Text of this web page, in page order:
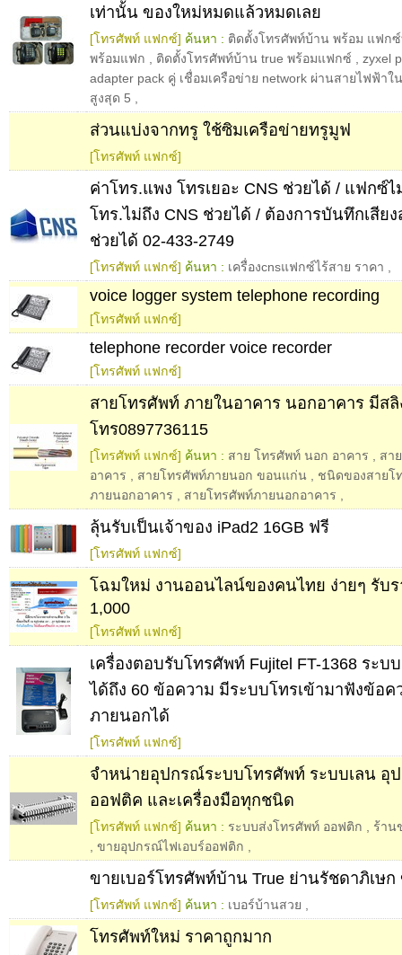
เท่านั้น ของใหม่หมดแล้วหมดเลย
[โทรศัพท์ แฟกซ์] ค้นหา : ติดตั้งโทรศัพท์บ้าน พร้อม แฟก
พร้อมแฟก
ติดตั้งโทรศัพท์บ้าน true พร้อมแฟกซ์
zyxel
adapter pack คู่ เชื่อมเครือข่าย network ผ่านสายไฟฟ้าใ
สูงสุด 5
ส่วนแบ่งจากทรู ใช้ซิมเครือข่ายทรูมูฟ
[โทรศัพท์ แฟกซ์]
ค่าโทร.แพง โทรเยอะ CNS ช่วยได้ / แฟกซ์ไ
โทร.ไม่ถึง CNS ช่วยได้ / ต้องการบันทึกเสีย
ช่วยได้ 02-433-2749
[โทรศัพท์ แฟกซ์] ค้นหา : เครื่องcnsแฟกซ์ไร้สาย ราคา
voice logger system telephone recording
[โทรศัพท์ แฟกซ์]
telephone recorder voice recorder
[โทรศัพท์ แฟกซ์]
สายโทรศัพท์ ภายในอาคาร นอกอาคาร มีสลิ
โทร0897736115
[โทรศัพท์ แฟกซ์] ค้นหา : สาย โทรศัพท์ นอก อาคาร
สา
อาคาร
สายโทรศัพท์ภายนอก ขอนแก่น
ชนิดของสายโ
ภายนอกอาคาร
สายโทรศัพท์ภายนอกอาคาร
ลุ้นรับเป็นเจ้าของ iPad2 16GB ฟรี
[โทรศัพท์ แฟกซ์]
โฉมใหม่ งานออนไลน์ของคนไทย ง่ายๆ รับ
1,000
[โทรศัพท์ แฟกซ์]
เครื่องตอบรับโทรศัพท์ Fujitel FT-1368 ระบ
ได้ถึง 60 ข้อความ มีระบบโทรเข้ามาฟังข้อค
ภายนอกได้
[โทรศัพท์ แฟกซ์]
จำหน่ายอุปกรณ์ระบบโทรศัพท์ ระบบเลน อุ
ออฟติค และเครื่องมือทุกชนิด
[โทรศัพท์ แฟกซ์] ค้นหา : ระบบส่งโทรศัพท์ ออฟติก
ร้าน
ขายอุปกรณ์ไฟเอบร์ออฟติก
ขายเบอร์โทรศัพท์บ้าน True ย่านรัชดาภิเษก
[โทรศัพท์ แฟกซ์] ค้นหา : เบอร์บ้านสวย
โทรศัพท์ใหม่ ราคาถูกมาก